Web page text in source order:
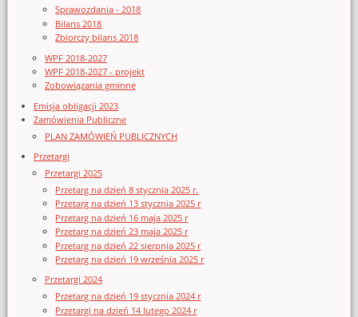
Sprawozdania - 2018
Bilans 2018
Zbiorczy bilans 2018
WPF 2018-2027
WPF 2018-2027 - projekt
Zobowiązania gminne
Emisja obligacji 2023
Zamówienia Publiczne
PLAN ZAMÓWIEŃ PUBLICZNYCH
Przetargi
Przetargi 2025
Przetarg na dzień 8 stycznia 2025 r.
Przetarg na dzień 13 stycznia 2025 r
Przetarg na dzień 16 maja 2025 r
Przetarg na dzień 23 maja 2025 r
Przetarg na dzień 22 sierpnia 2025 r
Przetarg na dzień 19 września 2025 r
Przetargi 2024
Przetarg na dzień 19 stycznia 2024 r
Przetargi na dzień 14 lutego 2024 r